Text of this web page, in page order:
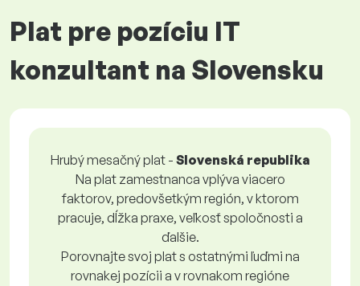
Plat pre pozíciu IT
konzultant na Slovensku
Hrubý mesačný plat - Slovenská republika
Na plat zamestnanca vplýva viacero
faktorov, predovšetkým región, v ktorom
pracuje, dĺžka praxe, veľkosť spoločnosti a
ďalšie.
Porovnajte svoj plat s ostatnými ľuďmi na
rovnakej pozícii a v rovnakom regióne